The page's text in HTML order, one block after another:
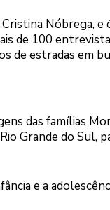
Nóbrega, e
de 100
de estradas em
das famílias
Grande do Sul,
e a